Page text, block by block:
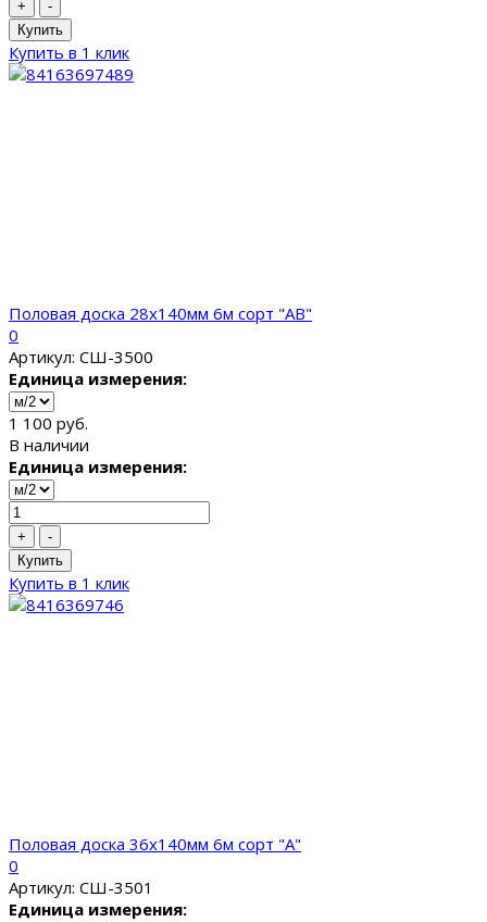
+
-
Купить
Купить в 1 клик
Половая доска 28x140мм 6м сорт "AB"
0
Артикул: СШ-3500
Единица измерения:
1 100 руб.
В наличии
Единица измерения:
+
-
Купить
Купить в 1 клик
Половая доска 36x140мм 6м сорт "A"
0
Артикул: СШ-3501
Единица измерения: